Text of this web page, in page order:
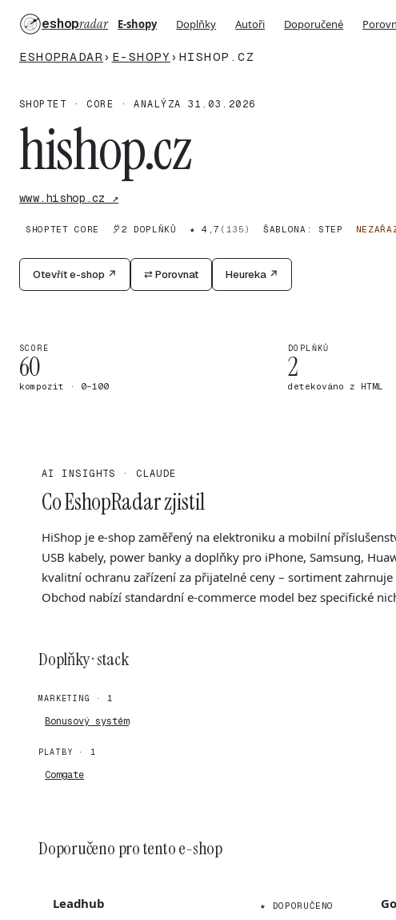
eshopradar E-shopy Doplňky Autoři Doporučené
ESHOPRADAR › E-SHOPY › HISHOP.CZ
SHOPTET · CORE · ANALÝZA 31.03.2026
hishop.cz
www.hishop.cz ↗
SHOPTET CORE 2 DOPLŇKŮ ★ 4,7 (135) ŠABLONA: STEP
Otevřít e-shop ↗ ⇄ Porovnat Heureka ↗
SCORE
60
kompozit · 0–100
DOPLŇKŮ
2
detekováno z HTML
AI INSIGHTS · CLAUDE
Co EshopRadar zjistil
HiShop je e-shop zaměřený na elektroniku a mobilní
USB kabely, power banky a doplňky pro iPhone, Samsung,
kvalitní ochranu zařízení za přijatelné ceny – sortiment
Obchod nabízí standardní e-commerce model bez specifické
Doplňky · stack
MARKETING · 1
Bonusový systém
PLATBY · 1
Comgate
Doporučeno pro tento e-shop
Leadhub
★ DOPORUČENO